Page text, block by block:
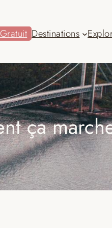
Destinations
ça